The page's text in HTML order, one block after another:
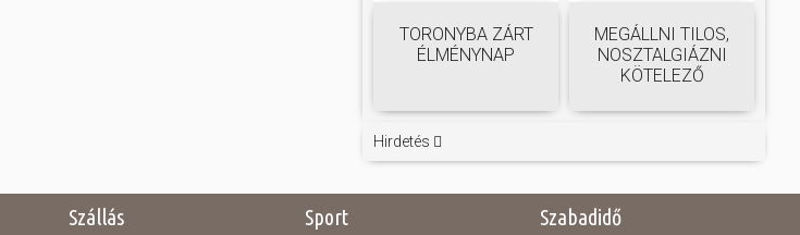
TORONYBA ZÁRT
ÉLMÉNYNAP
MEGÁLLNI TILOS,
NOSZTALGIÁZNI
KÖTELEZŐ
Hirdetés
Szállás Sport Szabadidő